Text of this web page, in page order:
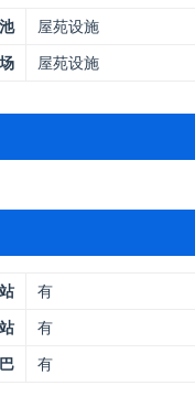
屋苑设施
屋苑设施
有
有
有